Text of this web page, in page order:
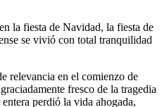
la fiesta de Navidad, la fiesta de
se vivió con total tranquilidad
relevancia en el comienzo de
fresco de la tragedia
perdió la vida ahogada,